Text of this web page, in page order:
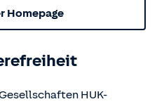
Homepage
HUK-